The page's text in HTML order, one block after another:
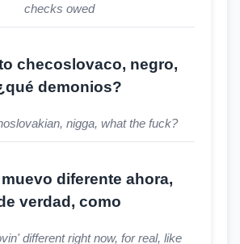
checks owed
checoslovaco, negro,
demonios?
nigga, what the fuck?
diferente ahora,
verdad, como
different right now, for real, like